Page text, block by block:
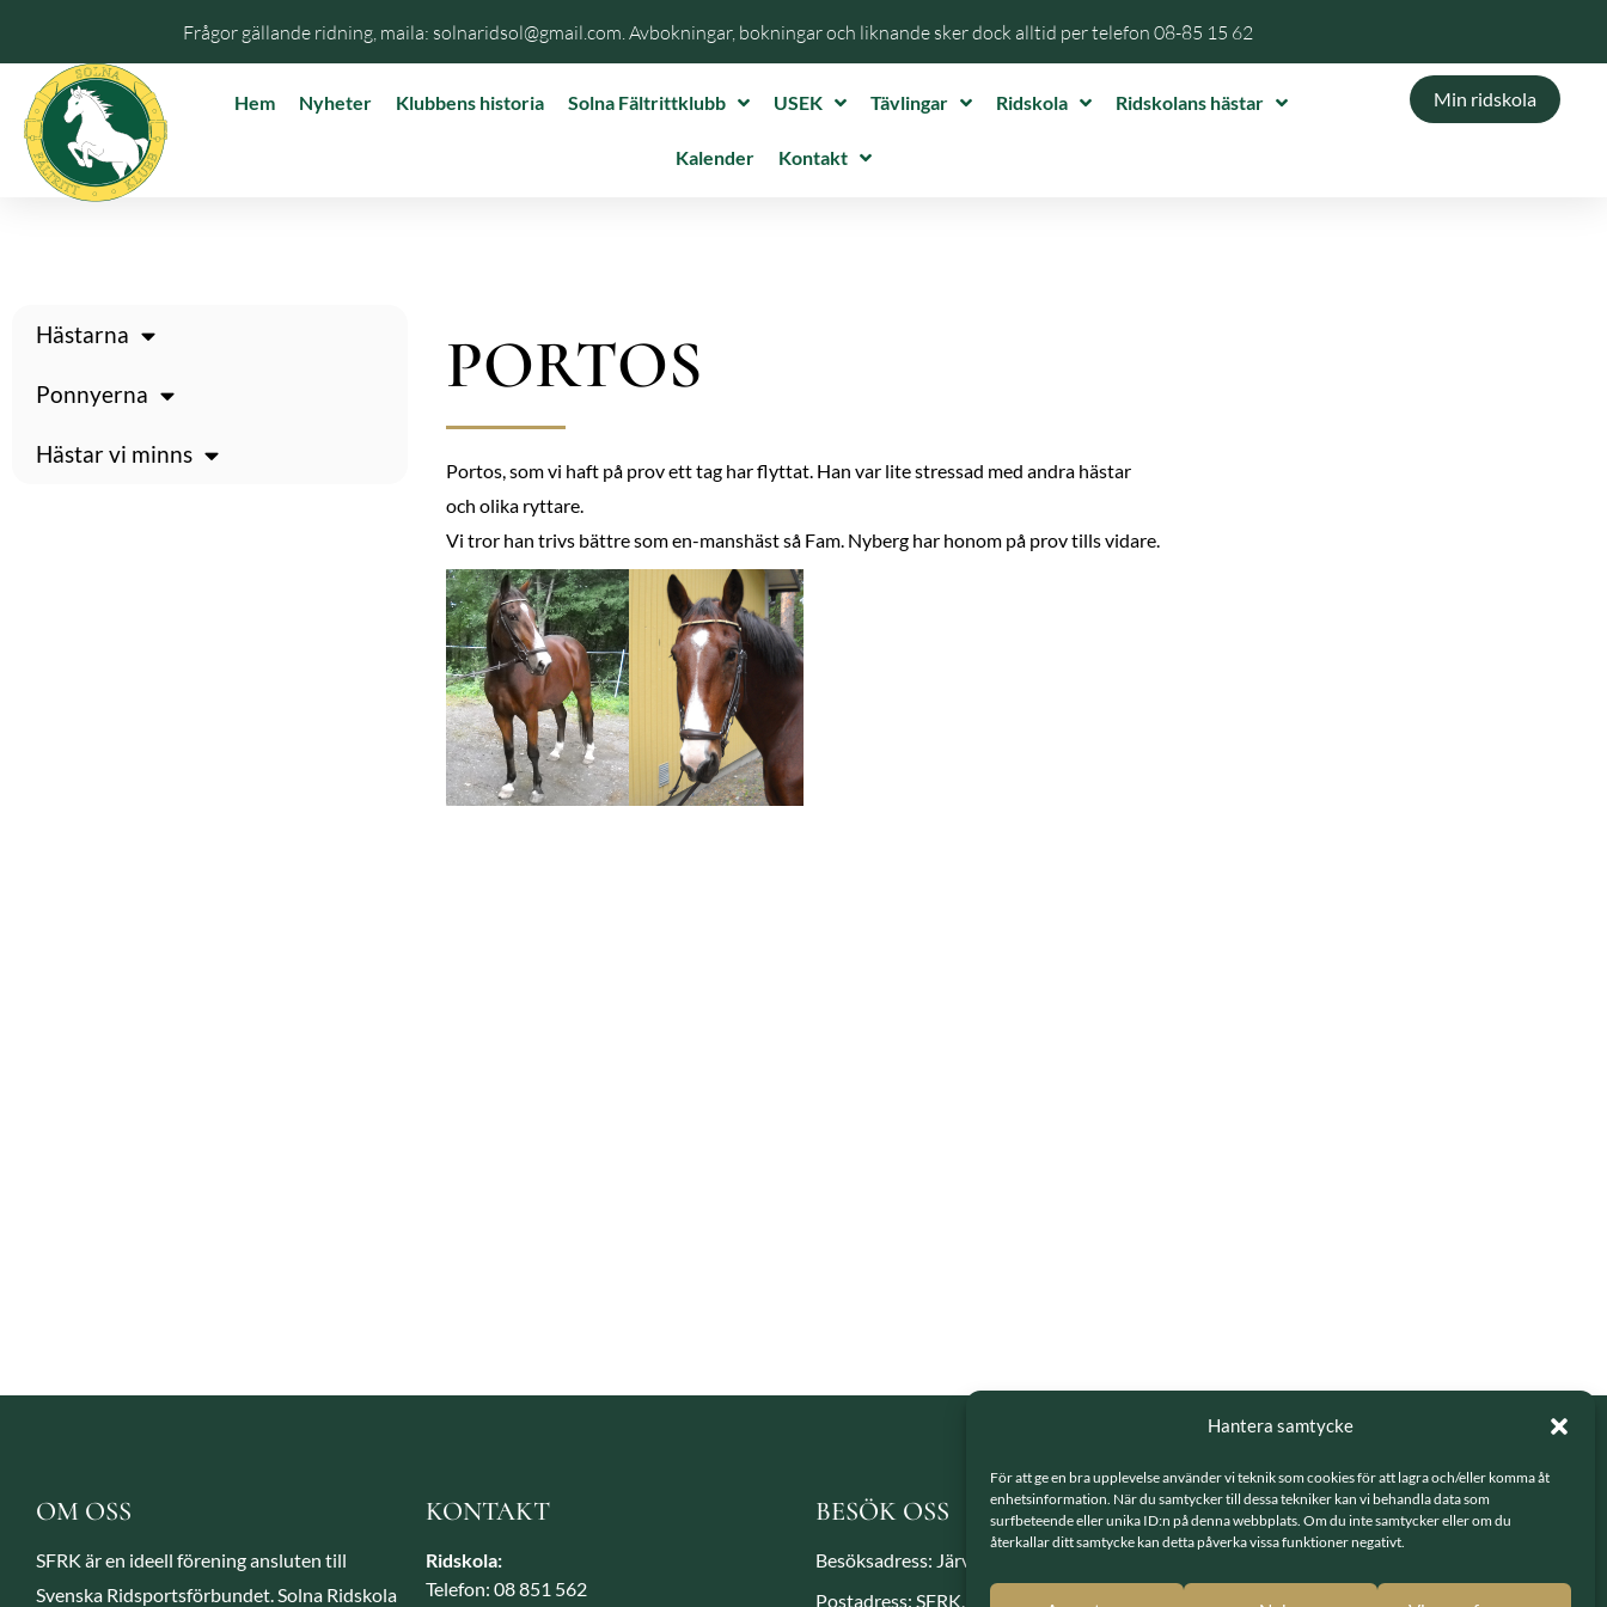
Hantera samtycke
För att ge en bra upplevelse använder vi teknik som cookies för att lagra och/eller komma åt
enhetsinformation. När du samtycker till dessa tekniker kan vi behandla data som
surfbeteende eller unika ID:n på denna webbplats. Om du inte samtycker eller om du
återkallar ditt samtycke kan detta påverka vissa funktioner negativt.
Frågor gällande ridning, maila: solnaridsol@gmail.com. Avbokningar, bokningar och liknande sker dock alltid per telefon 08-85 15 62
Hem Nyheter Klubbens historia Solna Fältrittklubb USEK Tävlingar Ridskola Ridskolans hästar
Kalender Kontakt
Min ridskola
Hästarna
Ponnyerna
Hästar vi minns
PORTOS
Portos, som vi haft på prov ett tag har flyttat. Han var lite stressad med andra hästar
och olika ryttare.
Vi tror han trivs bättre som en-manshäst så Fam. Nyberg har honom på prov tills vidare.
OM OSS
SFRK är en ideell förening ansluten till
Svenska Ridsportsförbundet. Solna Ridskola
KONTAKT
Ridskola:
Telefon: 08 851 562
BESÖK OSS
Besöksadress: Järvavägen 7, 170 79 Solna
Postadress: SFRK, Järvavägen 7 17079
LÄNKAR
Integritetspolicy
GDPR - hantering av personuppgifter